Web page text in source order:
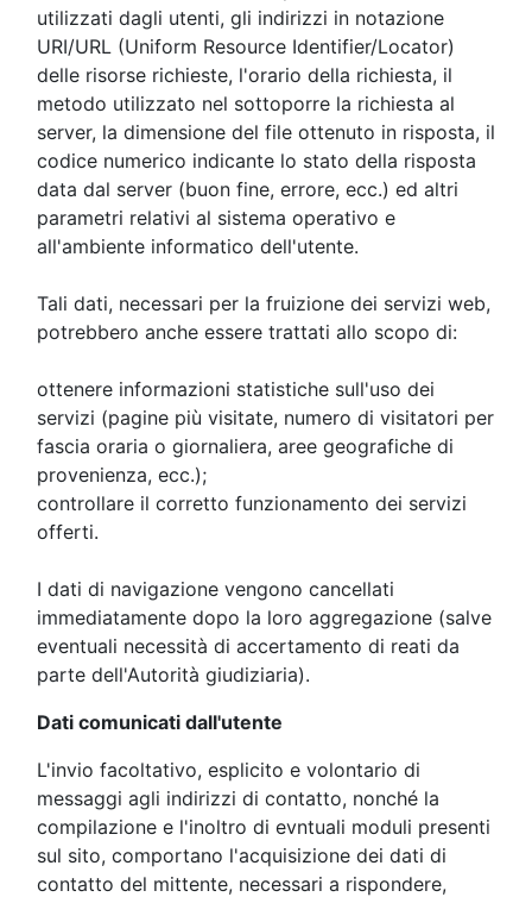
utilizzati dagli utenti, gli indirizzi in notazione
URI/URL (Uniform Resource Identifier/Locator)
delle risorse richieste, l'orario della richiesta, il
metodo utilizzato nel sottoporre la richiesta al
server, la dimensione del file ottenuto in risposta, il
codice numerico indicante lo stato della risposta
data dal server (buon fine, errore, ecc.) ed altri
parametri relativi al sistema operativo e
all'ambiente informatico dell'utente.
Tali dati, necessari per la fruizione dei servizi web,
potrebbero anche essere trattati allo scopo di:
ottenere informazioni statistiche sull'uso dei
servizi (pagine più visitate, numero di visitatori per
fascia oraria o giornaliera, aree geografiche di
provenienza, ecc.);
controllare il corretto funzionamento dei servizi
offerti.
I dati di navigazione vengono cancellati
immediatamente dopo la loro aggregazione (salve
eventuali necessità di accertamento di reati da
parte dell'Autorità giudiziaria).
Dati comunicati dall'utente
L'invio facoltativo, esplicito e volontario di
messaggi agli indirizzi di contatto, nonché la
compilazione e l'inoltro di evntuali moduli presenti
sul sito, comportano l'acquisizione dei dati di
contatto del mittente, necessari a rispondere,